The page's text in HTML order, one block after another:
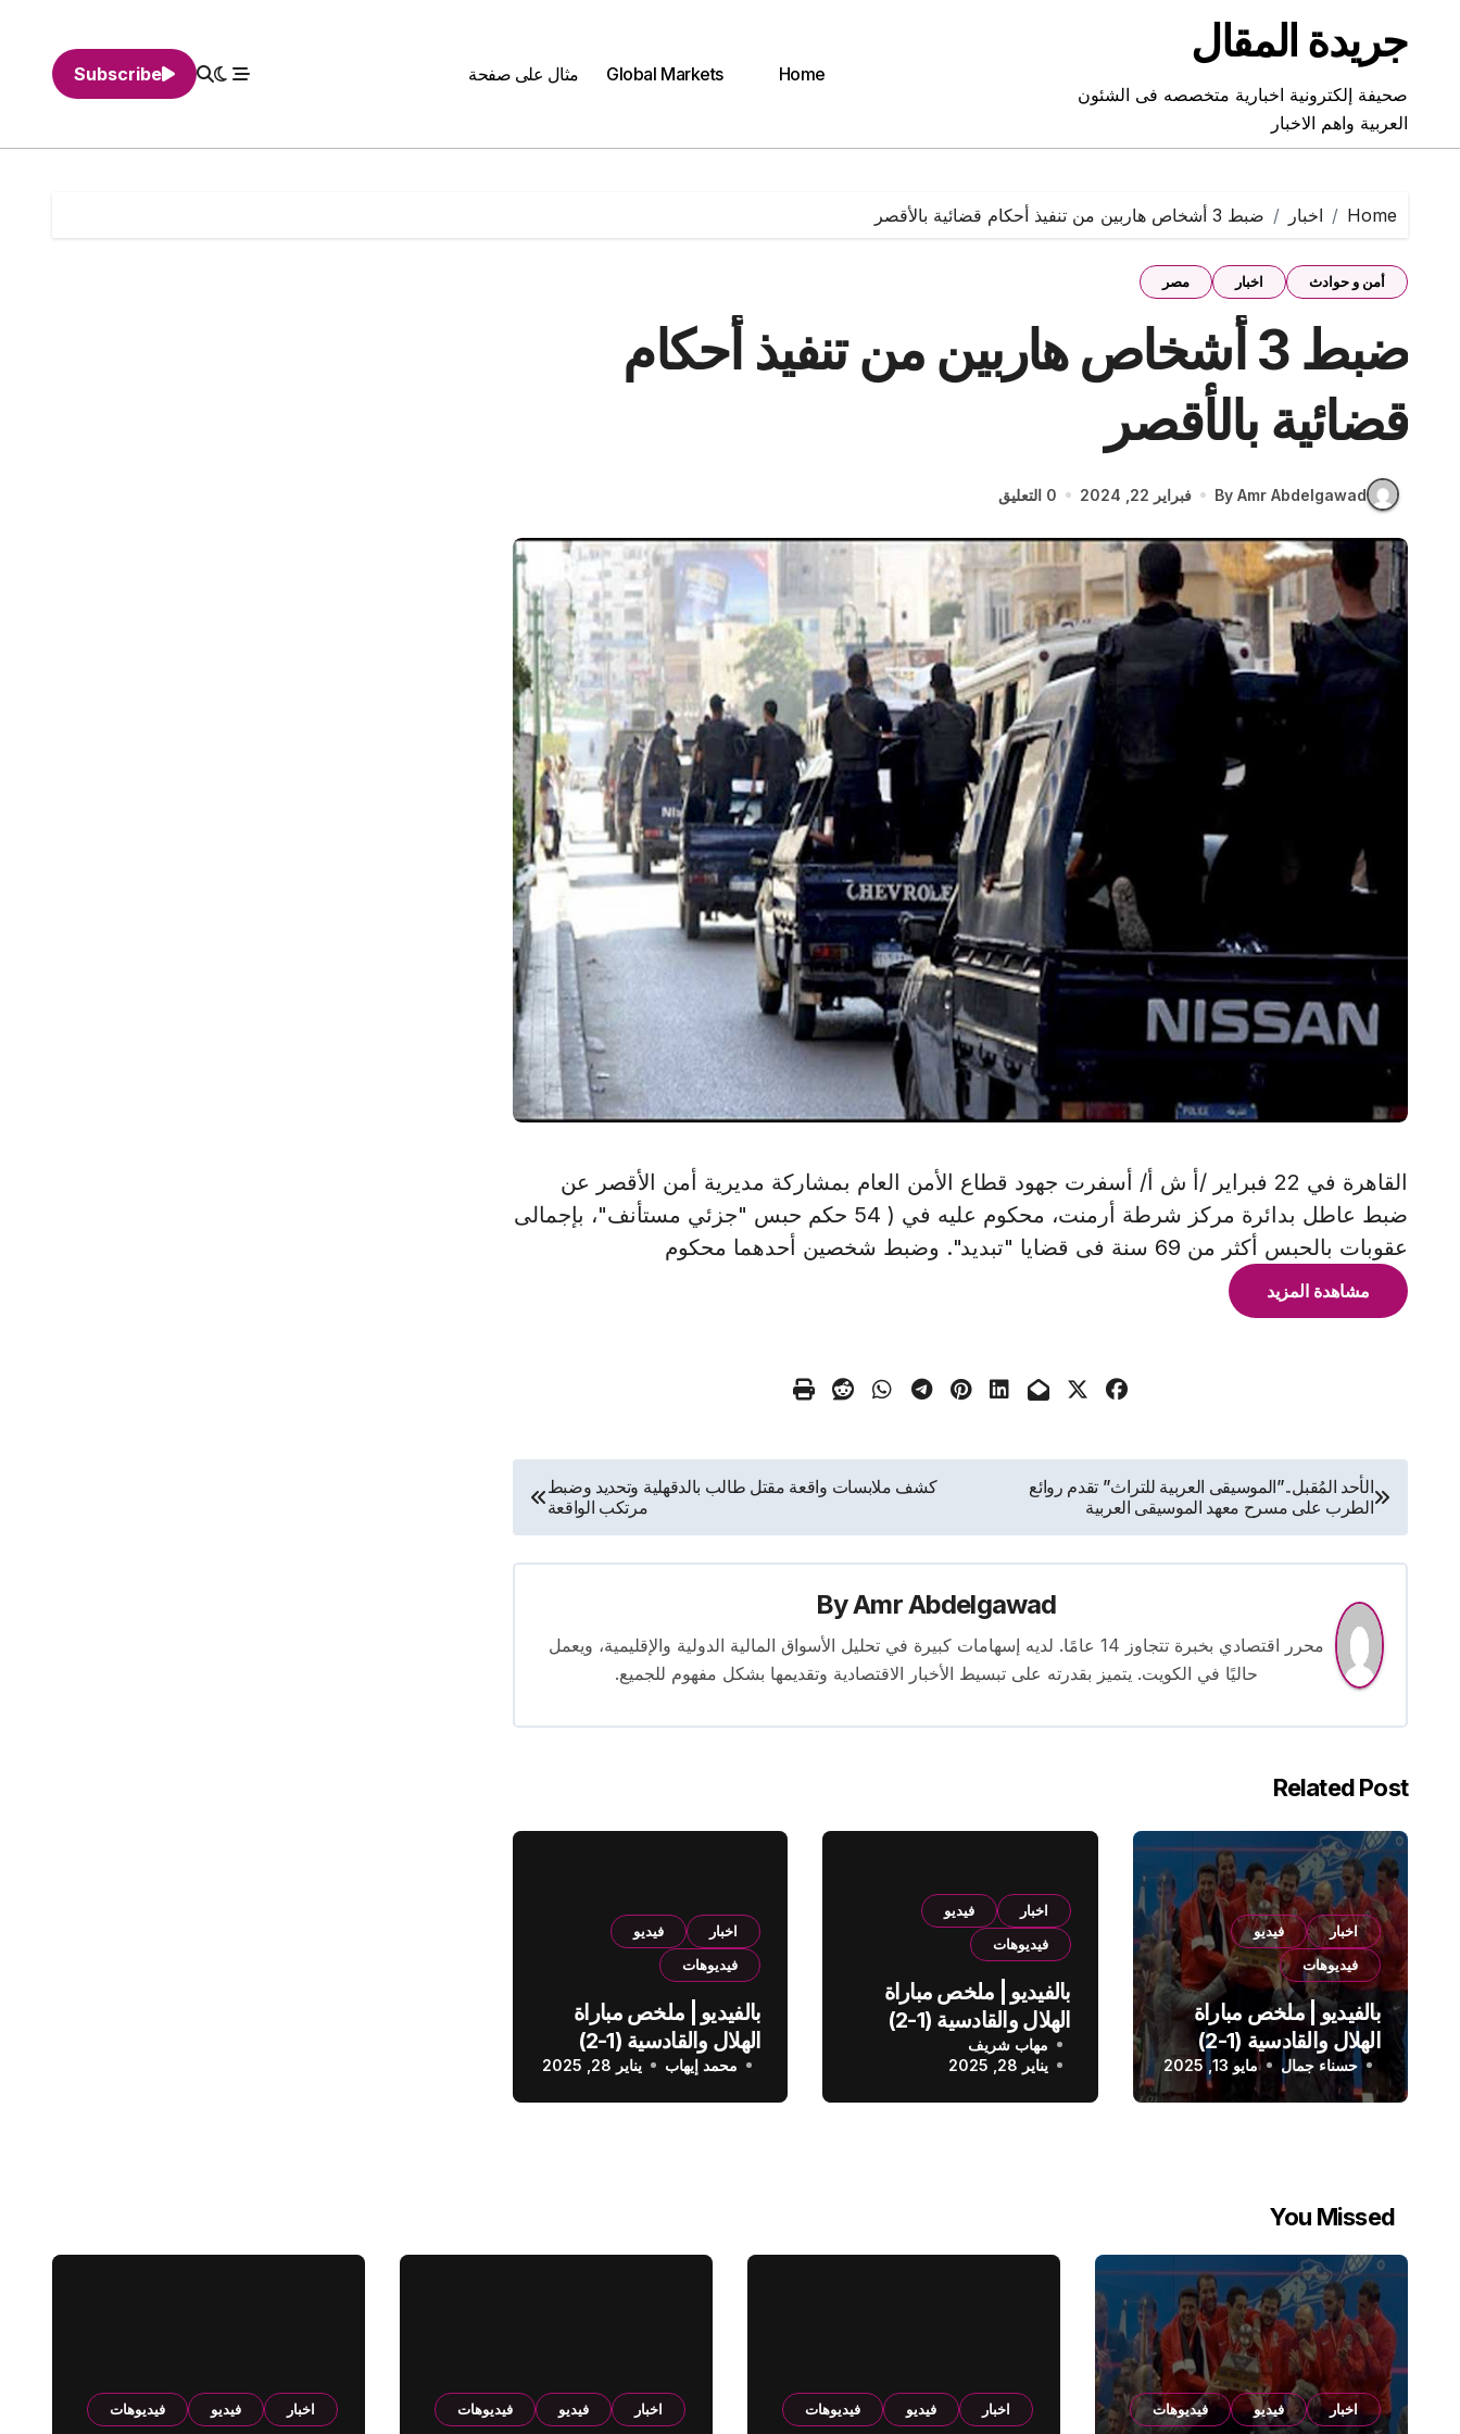
contentجريدة المقال
صحيفة إلكترونية اخبارية متخصصه فى الشئون
العربية واهم الاخبار
Home
Global Markets مثال على صفحة Subscribe
Home اخبار ضبط 3 أشخاص هاربين من تنفيذ أحكام قضائية بالأقصر
أمن و حوادث اخبار مصر
ضبط 3 أشخاص هاربين من تنفيذ أحكام
قضائية بالأقصر
By Amr Abdelgawad فبراير 22, 2024 0 التعليق
القاهرة في 22 فبراير /أ ش أ/ أسفرت جهود قطاع الأمن العام بمشاركة مديرية أمن الأقصر عن
ضبط عاطل بدائرة مركز شرطة أرمنت، محكوم عليه في ( 54 حكم حبس "جزئي مستأنف"، بإجمالى
عقوبات بالحبس أكثر من 69 سنة فى قضايا "تبديد". وضبط شخصين أحدهما محكوم
مشاهدة المزيد
تصفّح
المقالات
الأحد المُقبل..”الموسيقى العربية للتراث” تقدم روائع
الطرب على مسرح معهد الموسيقى العربية
كشف ملابسات واقعة مقتل طالب بالدقهلية وتحديد وضبط
مرتكب الواقعة
ByAmr Abdelgawad
محرر اقتصادي بخبرة تتجاوز 14 عامًا. لديه إسهامات كبيرة في تحليل الأسواق المالية الدولية والإقليمية، ويعمل
حاليًا في الكويت. يتميز بقدرته على تبسيط الأخبار الاقتصادية وتقديمها بشكل مفهوم للجميع.
Related Post
اخبار
فيديو
فيديوهات
بالفيديو | ملخص مباراة
الهلال والقادسية (1-2)
الدوري السعودي
حسناء جمال مايو 13, 2025
اخبار
فيديو
فيديوهات
بالفيديو | ملخص مباراة
الهلال والقادسية (1-2)
الدوري السعودي
مهاب شريف
يناير 28, 2025
اخبار
فيديو
فيديوهات
بالفيديو | ملخص مباراة
الهلال والقادسية (1-2)
الدوري السعودي
محمد إيهاب يناير 28, 2025
You Missed
اخبار فيديو فيديوهات اخبار فيديو فيديوهات اخبار فيديو فيديوهات اخبار فيديو فيديوهات